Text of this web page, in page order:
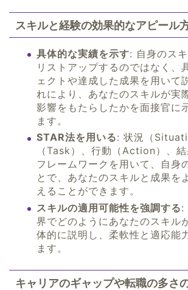
スキルと経験の効果的なアピール
具体的な実績を示す: 自身のス
リストアップするのではなく、
ェクトや達成した成果を用いて
れにより、あなたのスキルが実
影響をもたらしたかを面接官に
ます。
STAR法を用いる: 状況（
（Task）、行動（Action）、
フレームワークを用いて、自身
とで、あなたのスキルと成果を
えることができます。
スキルの適用可能性を強調する:
界でどのようにあなたのスキル
体的に説明し、柔軟性と適応能
ます。
キャリアのギャップや転職の多さ